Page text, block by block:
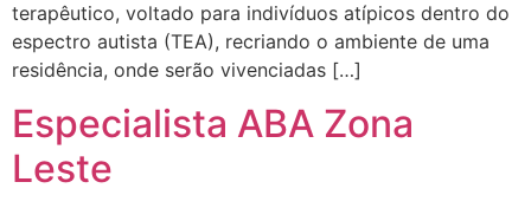
terapêutico, voltado para indivíduos atípicos dentro do
espectro autista (TEA), recriando o ambiente de uma
residência, onde serão vivenciadas […]
Especialista ABA Zona
Leste